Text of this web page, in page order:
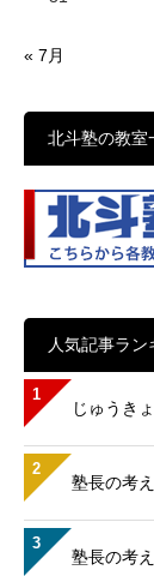
« 7月
北斗塾の教室
人気記事ラ
1
じゅうき
2
塾長の考
3
塾長の考